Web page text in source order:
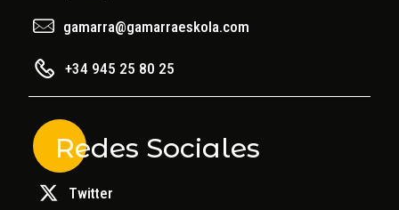
gamarra@gamarraeskola.com
+34 945 25 80 25
Redes Sociales
Twitter